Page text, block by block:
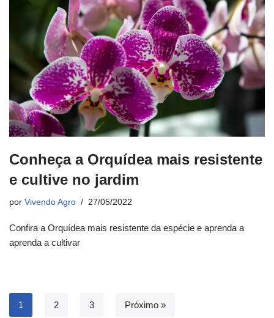
Conheça a Orquídea mais resistente
e cultive no jardim
por Vivendo Agro 27/05/2022
Confira a Orquídea mais resistente da espécie e aprenda a
aprenda a cultivar
1 2 3 Próximo »